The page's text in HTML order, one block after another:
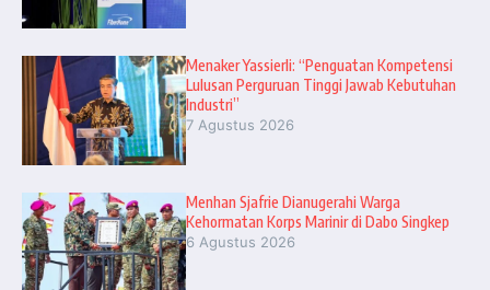
Menaker Yassierli: “Penguatan Kompetensi
Lulusan Perguruan Tinggi Jawab Kebutuhan
Industri”
7 Agustus 2026
Menhan Sjafrie Dianugerahi Warga
Kehormatan Korps Marinir di Dabo Singkep
6 Agustus 2026